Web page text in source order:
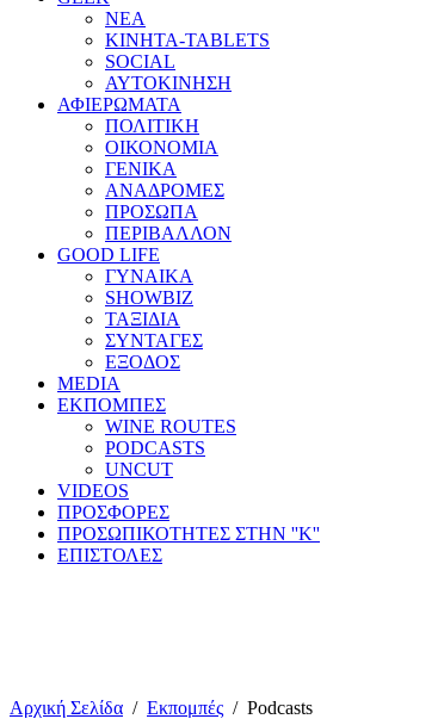
ΝΕΑ
ΚΙΝΗΤΑ-TABLETS
SOCIAL
ΑΥΤΟΚΙΝΗΣΗ
ΑΦΙΕΡΩΜΑΤΑ
ΠΟΛΙΤΙΚΗ
ΟΙΚΟΝΟΜΙΑ
ΓΕΝΙΚΑ
ΑΝΑΔΡΟΜΕΣ
ΠΡΟΣΩΠΑ
ΠΕΡΙΒΑΛΛΟΝ
GOOD LIFE
ΓΥΝΑΙΚΑ
SHOWBIZ
ΤΑΞΙΔΙΑ
ΣΥΝΤΑΓΕΣ
ΕΞΟΔΟΣ
MEDIA
ΕΚΠΟΜΠΕΣ
WINE ROUTES
PODCASTS
UNCUT
VIDEOS
ΠΡΟΣΦΟΡΕΣ
ΠΡΟΣΩΠΙΚΟΤΗΤΕΣ ΣΤΗΝ ''Κ''
ΕΠΙΣΤΟΛΕΣ
Αρχική Σελίδα / Εκπομπές / Podcasts